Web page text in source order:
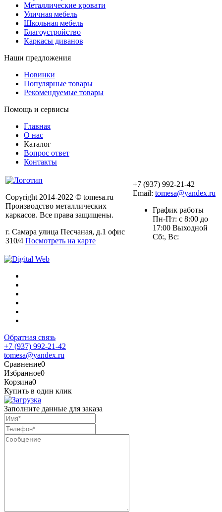
Металлические кровати
Уличная мебель
Школьная мебель
Благоустройство
Каркасы диванов
Наши предложения
Новинки
Популярные товары
Рекомендуемые товары
Помощь и сервисы
Главная
О нас
Каталог
Вопрос ответ
Контакты
Copyright 2014-2022 © tomesa.ru
Производство металлических
каркасов. Все права защищены.
г. Самара улица Песчаная, д.1 офис
310/4 Посмотреть на карте
+7 (937) 992-21-42
Email: tomesa@yandex.ru
График работы
Пн-Пт: с 8:00 до
17:00 Выходной
Сб:, Вс:
Обратная связь
+7 (937) 992-21-42
tomesa@yandex.ru
Сравнение0
Избранное0
Корзина0
Купить в один клик
Заполните данные для заказа